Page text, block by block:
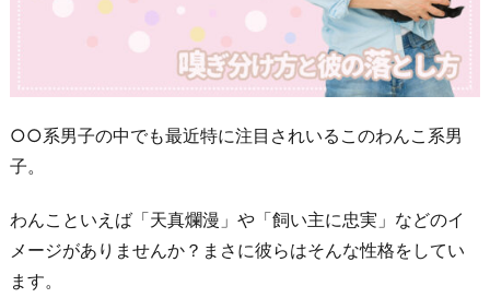
○○系男子の中でも最近特に注目されいるこのわんこ系男
子。
わんこといえば「天真爛漫」や「飼い主に忠実」などのイ
メージがありませんか？まさに彼らはそんな性格をしてい
ます。